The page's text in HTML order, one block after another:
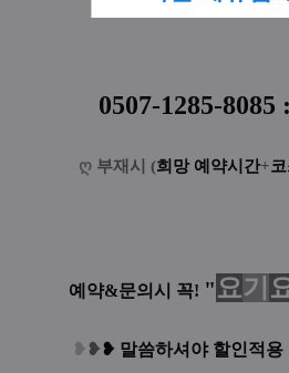
0507-1285-8085 :
ღ 부재시 (희망 예약시간+
예약&문의시 꼭! "요기
❥ ❥❥ 말씀하셔야 할인적용